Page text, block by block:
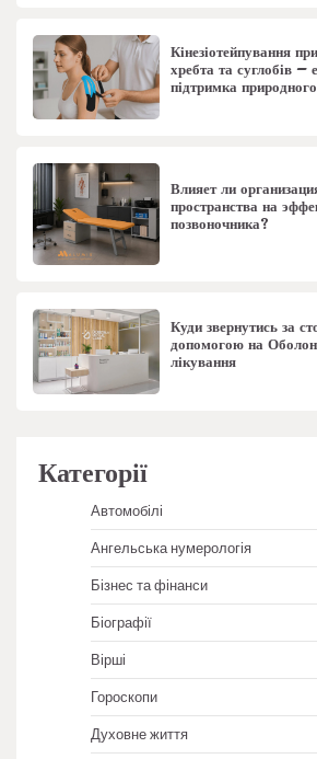
Кінезіотейпування
хребта та суглобів –
підтримка
Влияет ли
пространства на
позвоночника?
Куди звернутись за
допомогою на
лікування
Категорії
Автомобілі
Ангельська нумерологія
Бізнес та фінанси
Біографії
Вірші
Гороскопи
Духовне життя